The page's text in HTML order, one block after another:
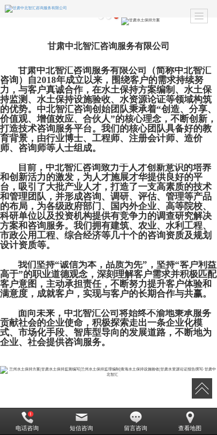
甘肃中北智汇咨询服务有限公司
甘肃中北智汇咨询服务有限公司（简称中北智汇
咨询）自2018年成立以来， 围绕客户的需求持续努
力，与客户真诚合作，在水土保持方案编制、水土保
持监测、水土保持设施验收、水资源论证等领域构筑
的优势。中北智汇咨询创始团队秉承着“创造、分享、
价值观、增值效应、合伙人”的核心理念，不断创新，
打造技术咨询服务平台。我们的核心团队具备好的教
育背景，由行业博士、工程师、注册会计师、造价
师、咨询师等人士组成。
目前，中北智汇咨询致力于人才创新意识的培养
和创新活力的激发，为人才施展才华提供良好的平
台，吸引了大批产业人才，打造了一支高素质的技术
和管理团队，并形成咨询、调研、评估、管理等产品
的布局，为各级政府部门、国内外企业、高等院校、
科研单位以及投资机构提供有竞争力的调查研究解决
方案和咨询服务。我们拥有建筑、农业、水利工程、
市政公用工程、综合经济等几十个的咨询资质及规划
设计资质等。
我们坚持“诚信为本，品质为先”，坚持“客户利益
高于”的职业道德观念，深刻理解客户需求并积极匹配
客户意图，主动承担责任，不断努力提升客户体验和
满意度，成就客户，实现与客户的长期合作与共赢。
面向未来，中北智汇公司将始终不渝地秉承服务
贡献社会的企业使命，积极探索走出一条企业化模
式、市场化手段、智库型导向的发展道路，不断地为
企业、社会提供咨询服务。
电话咨询 短信咨询 留言咨询 查看地图